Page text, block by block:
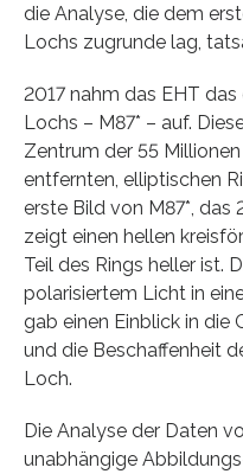
die Analyse, die dem
Lochs zugrunde lag,
2017 nahm das EHT
Lochs – M87* – auf.
Zentrum der 55
entfernten, elliptischen
erste Bild von M87*, das
zeigt einen hellen
Teil des Rings heller ist.
polarisiertem Licht in
gab einen Einblick in die
und die Beschaffenheit
Loch.
Die Analyse der Daten
unabhängige